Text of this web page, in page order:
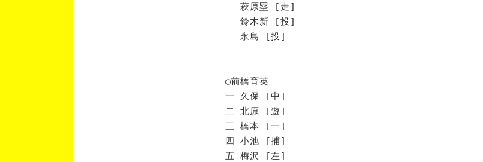
萩原塁 [走]
鈴木新 [投]
永島 [投]
◯前橋育英
一 久保 [中]
二 北原 [遊]
三 橋本 [一]
四 小池 [捕]
五 梅沢 [左]